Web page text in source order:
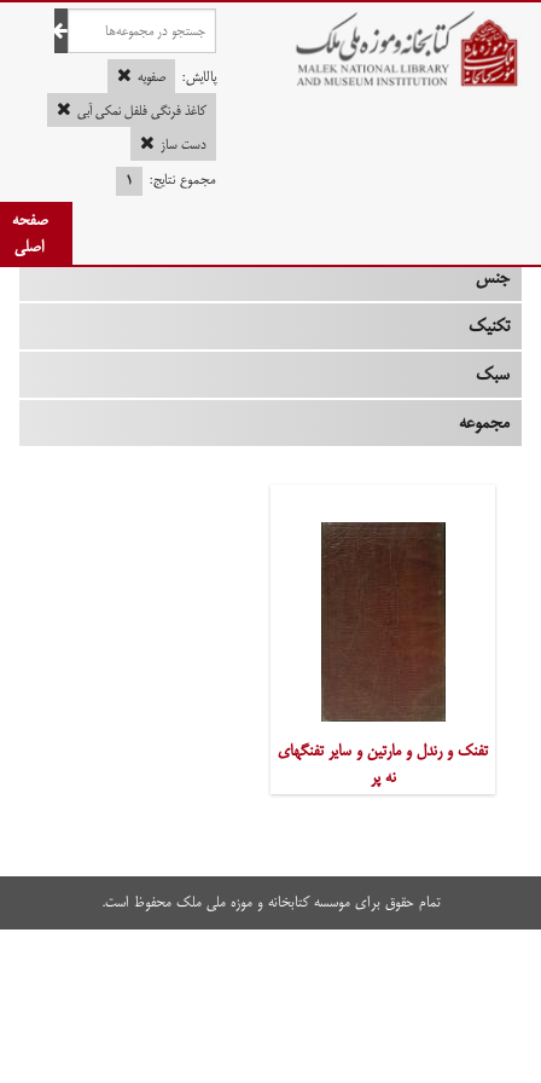
صفحه اصلی
پالایش:
صفویه
کاغذ فرنگی فلفل نمکی آبی
دست ساز
مجموع نتایج:
۱
صفحه
اصلی
جنس
تکنیک
سبک
مجموعه
تفنک و رندل و مارتین و سایر تفنگهای
نه پر
تمام حقوق برای موسسه کتابخانه و موزه ملی ملک محفوظ است.